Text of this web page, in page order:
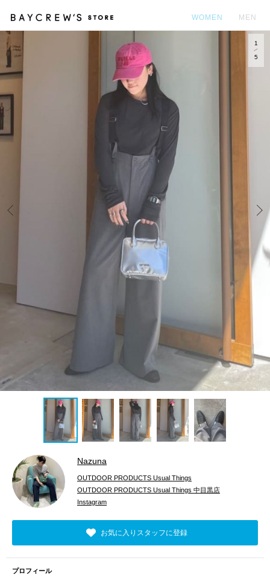
WOMEN MEN
1
5
Nazuna
OUTDOOR PRODUCTS Usual Things
OUTDOOR PRODUCTS Usual Things 中目黒店
Instagram
お気に入りスタッフに登録
プロフィール